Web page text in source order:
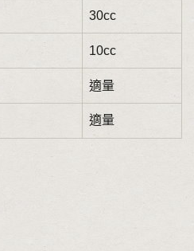
30cc
10cc
適量
適量